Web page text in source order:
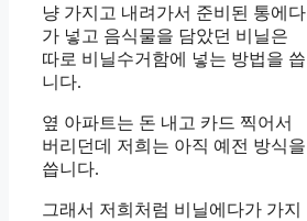
냥 가지고 내려가서 준비된 통에다
가 넣고 음식물을 담았던 비닐은
따로 비닐수거함에 넣는 방법을 씁
니다.
옆 아파트는 돈 내고 카드 찍어서
버리던데 저희는 아직 예전 방식을
씁니다.
그래서 저희처럼 비닐에다가 가지